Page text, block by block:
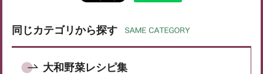
同じカテゴリから探す
大和野菜レシピ集